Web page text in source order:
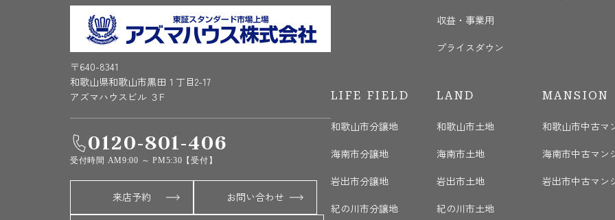
〒640-8341
和歌山県和歌山市黒田１丁目2-17
アズマハウスビル ３F
0120-801-406
受付時間 AM9:00 ～ PM5:30【受付】
来店予約 お問い合わせ
収益・事業用
プライスダウン
LIFE FIELD
和歌山市分譲地
海南市分譲地
岩出市分譲地
紀の川市分譲地
LAND
和歌山市土地
海南市土地
岩出市土地
紀の川市土地
MANSION
和歌山市中古マ
海南市中古マン
岩出市中古マン